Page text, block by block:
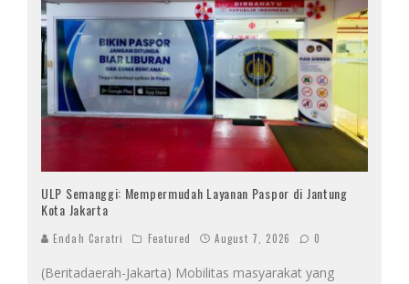
ULP Semanggi: Mempermudah Layanan Paspor di Jantung
Kota Jakarta
Endah Caratri Featured August 7, 2026 0
(Beritadaerah-Jakarta) Mobilitas masyarakat yang